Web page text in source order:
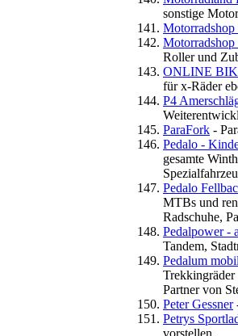
sonstige
Motorradshop
Roller und
ONLINE
für x-Räder
P4
ParaFork -
Pedalo -
gesamte
Pedalo
MTBs und
Radschuhe,
Pedalpower -
Tandem,
Pedalum
Partner von
Peter Gessner
Petrys
vorstellen.